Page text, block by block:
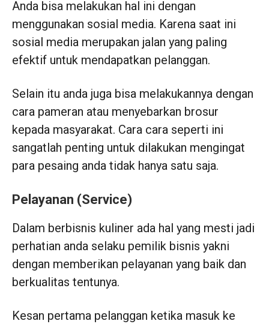
Anda bisa melakukan hal ini dengan
menggunakan sosial media. Karena saat ini
sosial media merupakan jalan yang paling
efektif untuk mendapatkan pelanggan.
Selain itu anda juga bisa melakukannya dengan
cara pameran atau menyebarkan brosur
kepada masyarakat. Cara cara seperti ini
sangatlah penting untuk dilakukan mengingat
para pesaing anda tidak hanya satu saja.
Pelayanan (Service)
Dalam berbisnis kuliner ada hal yang mesti jadi
perhatian anda selaku pemilik bisnis yakni
dengan memberikan pelayanan yang baik dan
berkualitas tentunya.
Kesan pertama pelanggan ketika masuk ke